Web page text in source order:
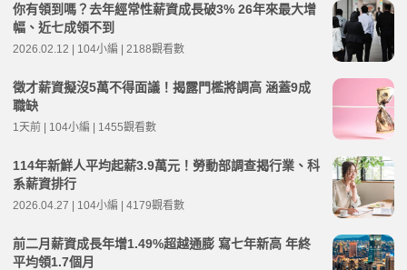
你有領到嗎？去年經常性薪資成長破3% 26年來最大增
幅、近七成領不到
2026.02.12 | 104小編 | 2188觀看數
徵才薪資擬沒5萬不得面議！揭露門檻將調高 涵蓋9成
職缺
1天前 | 104小編 | 1455觀看數
114年新鮮人平均起薪3.9萬元！勞動部調查揭行業、科
系薪資排行
2026.04.27 | 104小編 | 4179觀看數
前二月薪資成長年增1.49%超越通膨 寫七年新高 年終
平均領1.7個月